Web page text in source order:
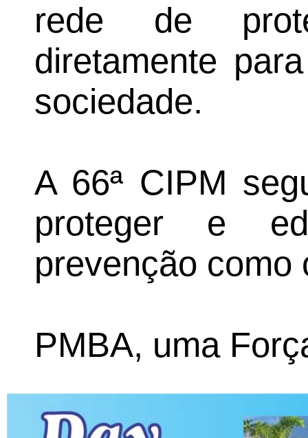
rede de
diretamente
sociedade.
A 66ª CIPM
proteger e
prevenção como
PMBA, uma